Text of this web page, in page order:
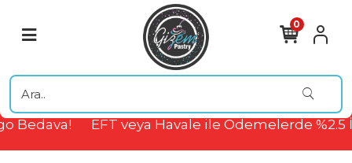
Bedava! EFT veya Havale ile Ödemelerde
0